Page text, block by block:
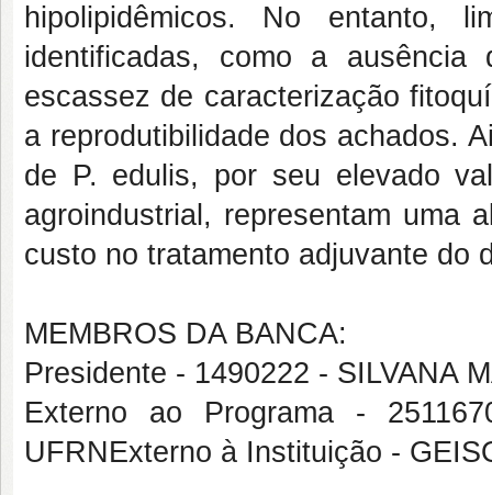
hipolipidêmicos. No entanto,
identificadas, como a
escassez de caracterização
a reprodutibilidade dos achados.
de P. edulis, por seu elevado
agroindustrial, representam uma
custo no tratamento adjuvante do
MEMBROS DA BANCA:
Presidente - 1490222 - SILVANA
Externo ao Programa -
UFRNExterno à Instituição -